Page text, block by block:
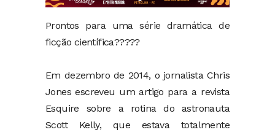
Prontos para uma série dramática de
ficção científica?????
Em dezembro de 2014, o jornalista Chris
Jones escreveu um artigo para a revista
Esquire sobre a rotina do astronauta
Scott Kelly, que estava totalmente